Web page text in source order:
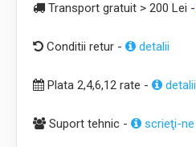
Transport gratuit > 200 Lei -
Conditii retur - detalii
Plata 2,4,6,12 rate - detalii
Suport tehnic - scrieţi-ne